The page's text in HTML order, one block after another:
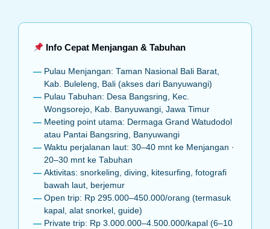
Info Cepat Menjangan & Tabuhan
Pulau Menjangan: Taman Nasional Bali Barat,
Kab. Buleleng, Bali (akses dari Banyuwangi)
Pulau Tabuhan: Desa Bangsring, Kec.
Wongsorejo, Kab. Banyuwangi, Jawa Timur
Meeting point utama: Dermaga Grand Watudodol
atau Pantai Bangsring, Banyuwangi
Waktu perjalanan laut: 30–40 mnt ke Menjangan ·
20–30 mnt ke Tabuhan
Aktivitas: snorkeling, diving, kitesurfing, fotografi
bawah laut, berjemur
Open trip: Rp 295.000–450.000/orang (termasuk
kapal, alat snorkel, guide)
Private trip: Rp 3.000.000–4.500.000/kapal (6–10